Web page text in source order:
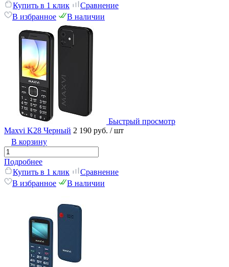
Купить в 1 клик
Сравнение
В избранное
В наличии
Быстрый просмотр
Maxvi K28 Черный 2 190 руб. / шт
В корзину
Подробнее
Купить в 1 клик
Сравнение
В избранное
В наличии